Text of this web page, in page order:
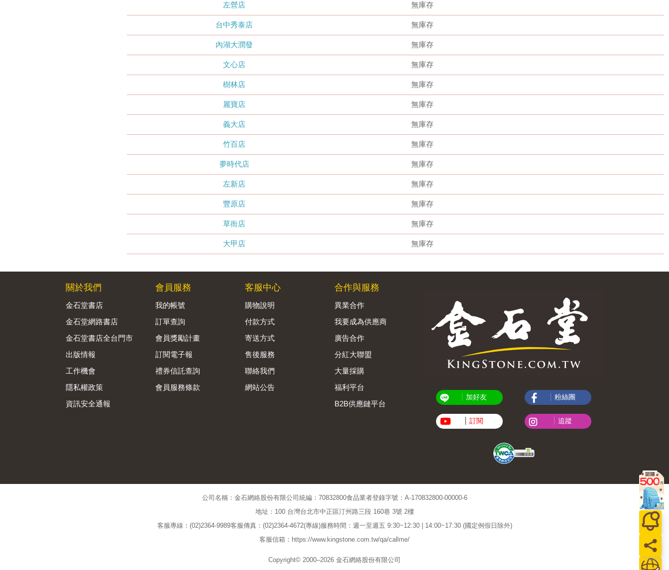
左營店 無庫存
台中秀泰店 無庫存
內湖大潤發 無庫存
文心店 無庫存
樹林店 無庫存
麗寶店 無庫存
義大店 無庫存
竹百店 無庫存
夢時代店 無庫存
左新店 無庫存
豐原店 無庫存
草衙店 無庫存
大甲店 無庫存
關於我們
金石堂書店
金石堂網路書店
金石堂書店全台門市
出版情報
工作機會
隱私權政策
資訊安全通報
會員服務
我的帳號
訂單查詢
會員獎勵計畫
訂閱電子報
禮券信託查詢
會員服務條款
客服中心
購物說明
付款方式
寄送方式
售後服務
聯絡我們
網站公告
合作與服務
異業合作
我要成為供應商
廣告合作
分紅大聯盟
大量採購
福利平台
B2B供應鏈平台
加好友
訂閱
粉絲團
追蹤
公司名稱：金石網絡股份有限公司 統編：70832800食品業者登錄字號：A-170832800-00000-6
地址：100 台灣台北市中正區汀州路三段 160巷 3號 2樓
客服專線：(02)2364-9989客服傳真：(02)2364-4672(專線)服務時間：週一至週五 9:30~12:30 | 14:00~17:30 (國定例假日除外)
客服信箱：https://www.kingstone.com.tw/qa/callme/
Copyright© 2000–2026 金石網絡股份有限公司